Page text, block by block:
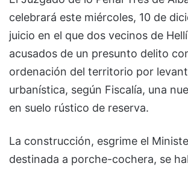
celebrará este miércoles, 10 de
juicio en el que dos vecinos de
acusados de un presunto delito
ordenación del territorio por
urbanística, según Fiscalía, una
en suelo rústico de reserva.
La construcción, esgrime el
destinada a porche-cochera, se